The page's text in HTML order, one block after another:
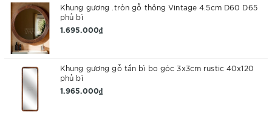
Khung gương .tròn gỗ thông Vintage 4.5cm D60 D65
phủ bì
1.695.000₫
Khung gương gỗ tần bì bo góc 3x3cm rustic 40x120
phủ bì
1.965.000₫